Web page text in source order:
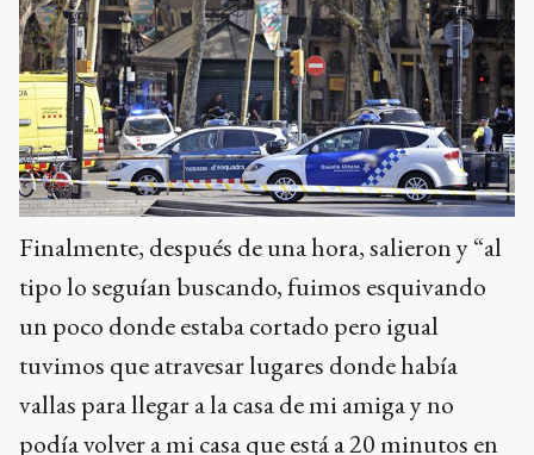
Finalmente, después de una hora, salieron y “al
tipo lo seguían buscando, fuimos esquivando
un poco donde estaba cortado pero igual
tuvimos que atravesar lugares donde había
vallas para llegar a la casa de mi amiga y no
podía volver a mi casa que está a 20 minutos en